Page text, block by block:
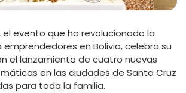
evento que ha revolucionado la
en Bolivia, celebra su
el lanzamiento de cuatro nuevas
en las ciudades de Santa Cruz
para toda la familia.